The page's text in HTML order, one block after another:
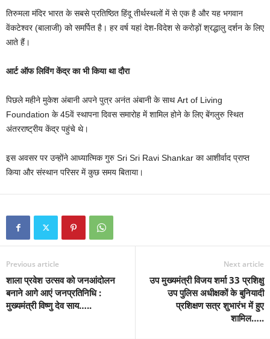
तिरुमला मंदिर भारत के सबसे प्रतिष्ठित हिंदू तीर्थस्थलों में से एक है और यह भगवान
वेंकटेश्वर (बालाजी) को समर्पित है। हर वर्ष यहां देश-विदेश से करोड़ों श्रद्धालु दर्शन के लिए
आते हैं।
आर्ट ऑफ लिविंग केंद्र का भी किया था दौरा
पिछले महीने मुकेश अंबानी अपने पुत्र अनंत अंबानी के साथ Art of Living
Foundation के 45वें स्थापना दिवस समारोह में शामिल होने के लिए बेंगलुरु स्थित
अंतरराष्ट्रीय केंद्र पहुंचे थे।
इस अवसर पर उन्होंने आध्यात्मिक गुरु Sri Sri Ravi Shankar का आशीर्वाद प्राप्त
किया और संस्थान परिसर में कुछ समय बिताया।
Previous article
शाला प्रवेश उत्सव को जनआंदोलन
बनाने आगे आएं जनप्रतिनिधि :
मुख्यमंत्री विष्णु देव साय…..
Next article
उप मुख्यमंत्री विजय शर्मा 33 प्रशिक्षु
उप पुलिस अधीक्षकों के बुनियादी
प्रशिक्षण सत्र शुभारंभ में हुए
शामिल…..